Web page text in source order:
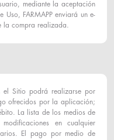
mediante la aceptación
Uso, FARMAPP enviará un e-
la compra realizada.
el Sitio podrá realizarse por
ofrecidos por la aplicación;
La lista de los medios de
en cualquier
El pago por medio de